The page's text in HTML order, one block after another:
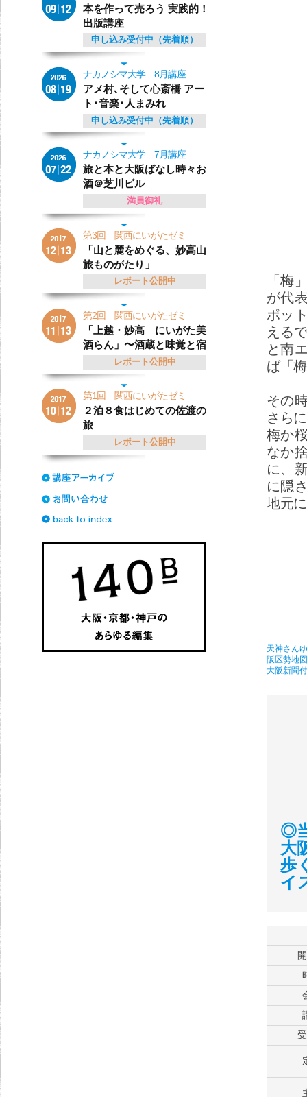
「梅
が代
ポッ
える
と南
ば「
その
さら
梅か
なか
に、
に隠
地元
天神さん
阪区勢地
大阪新聞
◎
大
歩
イ
本を作って売ろう 実践的！
出版講座
申し込み受付中（先着順）
ナカノシマ大学 8月講座
アメ村､そして心斎橋 アー
ト･音楽･人まみれ
申し込み受付中（先着順）
ナカノシマ大学 7月講座
旅と本と大阪ばなし時々お
酒＠芝川ビル
満員御礼
第3回 関西にいがたゼミ
「山と麓をめぐる、妙高山
旅ものがたり」
レポート公開中
第2回 関西にいがたゼミ
「上越・妙高 にいがた美
酒らん」〜酒蔵と味覚と宿
レポート公開中
第1回 関西にいがたゼミ
２泊８食はじめての佐渡の
旅
レポート公開中